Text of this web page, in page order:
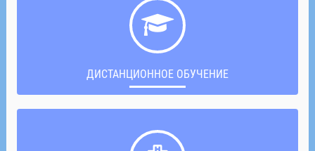
ДИСТАНЦИОННОЕ ОБУЧЕНИЕ